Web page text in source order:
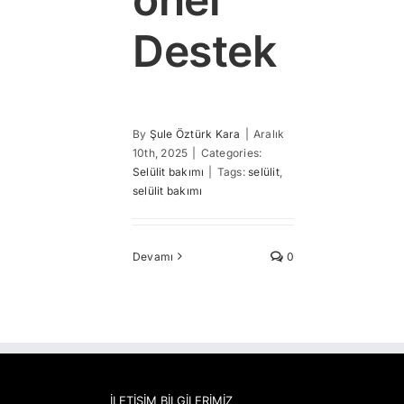
Destek
By Şule Öztürk Kara
Aralık
10th, 2025
Categories:
Selülit bakımı
Tags:selülit,
selülit bakımı
Devamı 0
İLETIŞIM BILGILERIMIZ